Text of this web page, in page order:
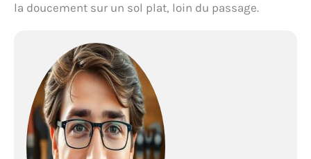
la doucement sur un sol plat, loin du passage.